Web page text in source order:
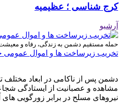
کرج شناسی ؛ عظیمیه
آرشیو
حمله مستقیم دشمن به زندگی، رفاه و
تخریب زیرساخت ها و اموال عمومی
دشمن پس از ناکامی در ابعاد مختلف
مشاهده و عصبانیت از ایستادگی
نیروهای مسلح در برابر زورگویی های